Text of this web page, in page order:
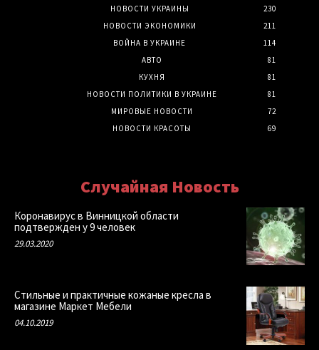
НОВОСТИ УКРАИНЫ
230
НОВОСТИ ЭКОНОМИКИ
211
ВОЙНА В УКРАИНЕ
114
АВТО
81
КУХНЯ
81
НОВОСТИ ПОЛИТИКИ В УКРАИНЕ
81
МИРОВЫЕ НОВОСТИ
72
НОВОСТИ КРАСОТЫ
69
Случайная Новость
Коронавирус в Винницкой области
подтвержден у 9 человек
29.03.2020
Стильные и практичные кожаные кресла в
магазине Маркет Мебели
04.10.2019